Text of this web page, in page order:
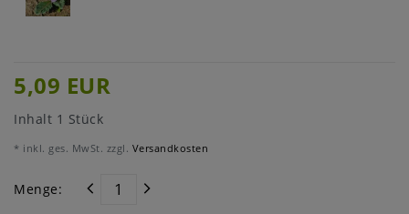
5,09 EUR
Inhalt 1 Stück
* inkl. ges. MwSt. zzgl. Versandkosten
Menge: